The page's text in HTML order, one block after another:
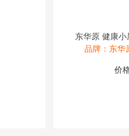
东华原 健康
品牌：东华
价